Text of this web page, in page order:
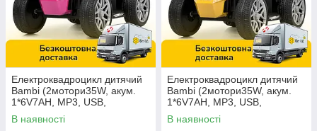
Електроквадроцикл дитячий
Bambi (2мотори35W, акум.
1*6V7AH, MP3, USB,
BLUETOOTH) M 6362E-8
Рожевий
В наявності
Електроквадроцикл дитячий
Bambi (2мотори35W, акум.
1*6V7AH, MP3, USB,
BLUETOOTH) M 6362E-6
Жовтий
В наявності